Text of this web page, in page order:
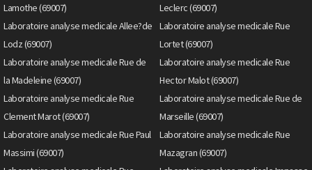
Lamothe (69007)
Leclerc (69007)
Laboratoire analyse medicale Allee?de
Lodz (69007)
Laboratoire analyse medicale Rue
Lortet (69007)
Laboratoire analyse medicale Rue de
la Madeleine (69007)
Laboratoire analyse medicale Rue
Hector Malot (69007)
Laboratoire analyse medicale Rue
Clement Marot (69007)
Laboratoire analyse medicale Rue de
Marseille (69007)
Laboratoire analyse medicale Rue Paul
Massimi (69007)
Laboratoire analyse medicale Rue
Mazagran (69007)